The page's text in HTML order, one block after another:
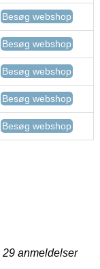
Besøg webshop
Besøg webshop
Besøg webshop
Besøg webshop
Besøg webshop
29 anmeldelser